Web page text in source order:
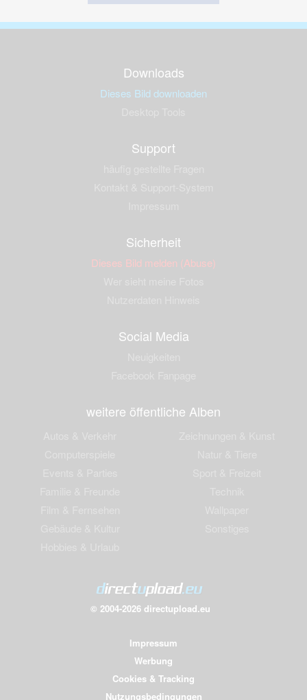
Downloads
Dieses Bild downloaden
Support
Sicherheit
Dieses Bild melden (Abuse)
Social Media
weitere öffentliche Alben
© 2004-2026 directupload.eu
Impressum
Werbung
Cookies & Tracking
Nutzungsbedingungen